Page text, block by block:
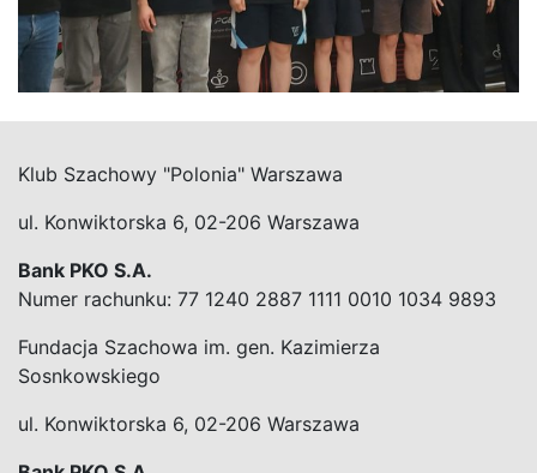
Klub Szachowy "Polonia" Warszawa
ul. Konwiktorska 6, 02-206 Warszawa
Bank PKO S.A.
Numer rachunku: 77 1240 2887 1111 0010 1034 9893
Fundacja Szachowa im. gen. Kazimierza
Sosnkowskiego
ul. Konwiktorska 6, 02-206 Warszawa